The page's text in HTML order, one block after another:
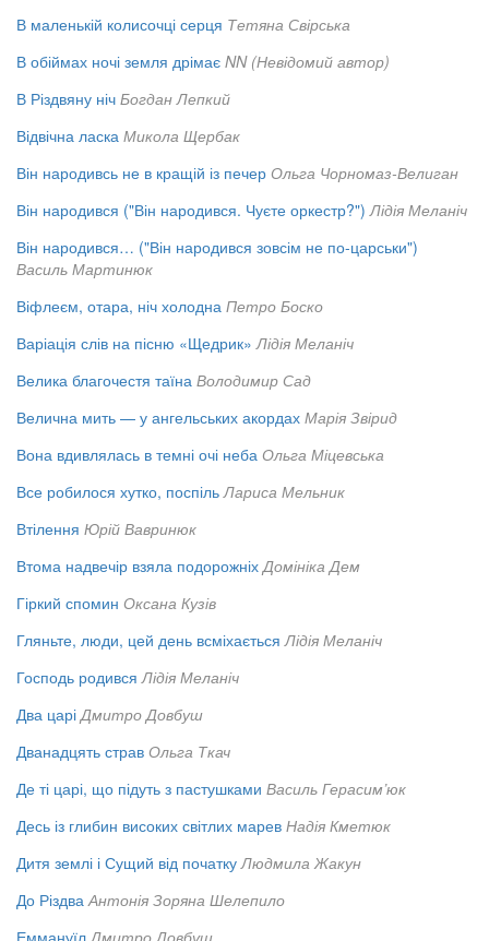
В маленькій колисочці серця Тетяна Свірська
В обіймах ночі земля дрімає NN (Невідомий автор)
В Різдвяну ніч Богдан Лепкий
Відвічна ласка Микола Щербак
Він народивсь не в кращій із печер Ольга Чорномаз-Велиган
Він народився ("Він народився. Чуєте оркестр?") Лідія Меланіч
Він народився… ("Він народився зовсім не по-царськи")
Василь Мартинюк
Віфлеєм, отара, ніч холодна Петро Боско
Варіація слів на пісню «Щедрик» Лідія Меланіч
Велика благочестя таїна Володимир Сад
Велична мить — у ангельських акордах Марія Звірид
Вона вдивлялась в темні очі неба Ольга Міцевська
Все робилося хутко, поспіль Лариса Мельник
Втілення Юрій Вавринюк
Втома надвечір взяла подорожніх Домініка Дем
Гіркий спомин Оксана Кузів
Гляньте, люди, цей день всміхається Лідія Меланіч
Господь родився Лідія Меланіч
Два царі Дмитро Довбуш
Дванадцять страв Ольга Ткач
Де ті царі, що підуть з пастушками Василь Герасим’юк
Десь із глибин високих світлих марев Надія Кметюк
Дитя землі і Сущий від початку Людмила Жакун
До Різдва Антонія Зоряна Шелепило